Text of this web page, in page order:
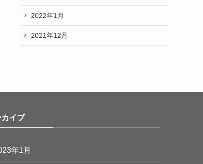
2022年1月
2021年12月
カイブ
年1月